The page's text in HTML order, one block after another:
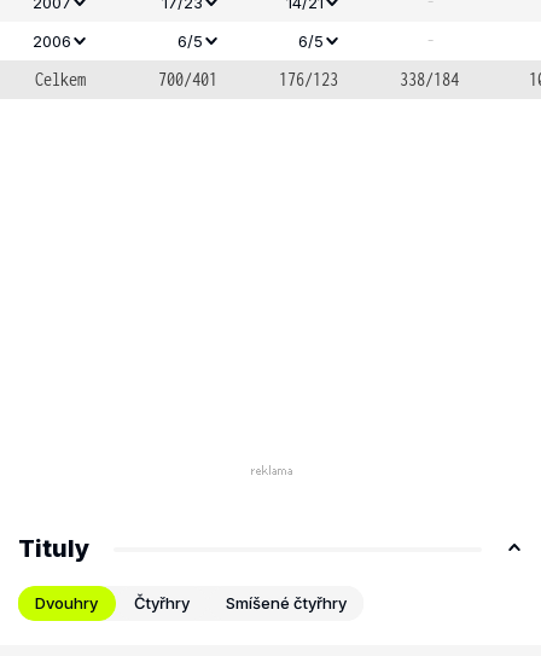
2006
6/5 6/5
-
Celkem
700/401 176/123 338/184
Tituly
Dvouhry Čtyřhry Smíšené čtyřhry